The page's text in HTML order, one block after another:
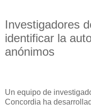
Investigadores
identificar la
anónimos
Un equipo de
Concordia ha